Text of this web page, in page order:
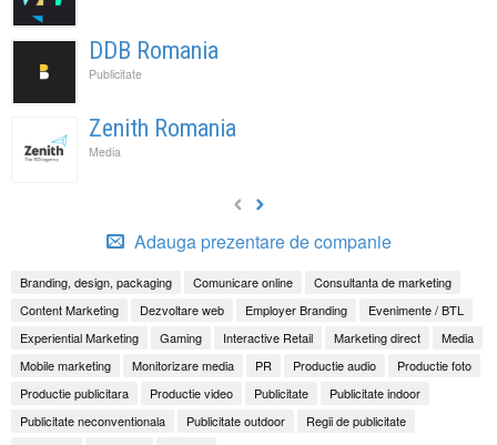
DDB Romania
Publicitate
Zenith Romania
Media
Adauga prezentare de companie
Branding, design, packaging Comunicare online
Consultanta de marketing
Content Marketing
Dezvoltare web Employer Branding
Evenimente / BTL
Experiential Marketing
Gaming Interactive Retail Marketing direct
Media
Mobile marketing
Monitorizare media PR Productie audio
Productie foto
Productie publicitara
Productie video Publicitate
Publicitate indoor
Publicitate neconventionala
Publicitate outdoor
Regii de publicitate